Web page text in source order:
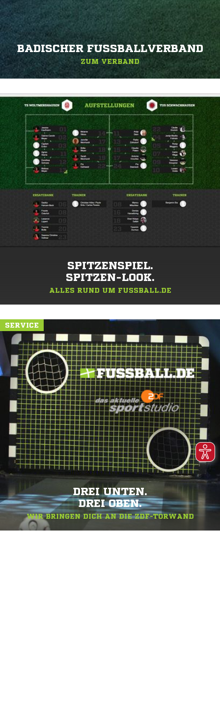
BADISCHER FUSSBALLVERBAND
ZUM VERBAND
SPITZENSPIEL.
SPITZEN-LOOK.
ALLES RUND UM FUSSBALL.DE
SERVICE
DREI UNTEN.
DREI OBEN.
WIR BRINGEN DICH AN DIE ZDF-TORWAND